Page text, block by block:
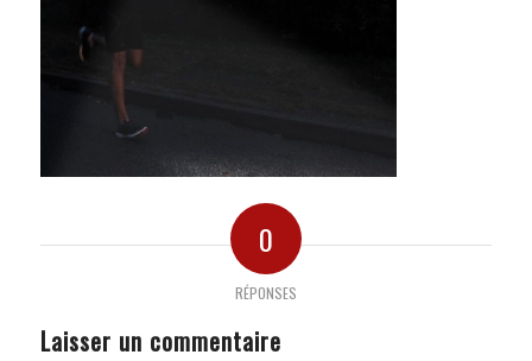
0
RÉPONSES
Laisser un commentaire